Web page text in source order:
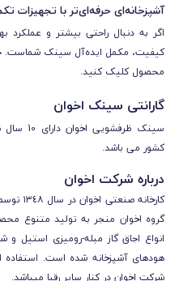
آشپزخانه‌ای حرفه‌ای‌تر با تجهیزات
اگر به دنبال راحتی بیشتر و عملکرد
کیفیت، مکمل ایده‌آل سینک شماست.
محصول کلیک کنید.
گارانتی سینک اخوان
سینک
کشور می باشد.
درباره شرکت اخوان
گروه اخوان منجر به توليد متنوع
انواع اجاق گاز مبله-روميزی استيل و
هودهای آشپزخانه شده است. استفاده
شرکت اخوان در کنار ساير رقبا ميباشد.